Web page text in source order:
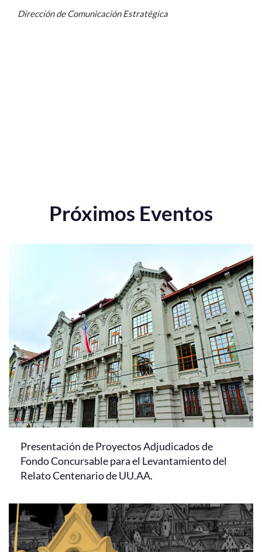
Dirección de Comunicación Estratégica
Próximos Eventos
Presentación de Proyectos Adjudicados de
Fondo Concursable para el Levantamiento del
Relato Centenario de UU.AA.